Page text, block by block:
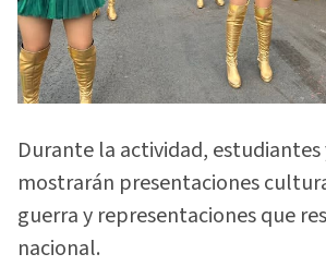
Durante la actividad,
mostrarán presentaciones
guerra y representaciones que
nacional.